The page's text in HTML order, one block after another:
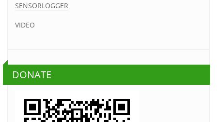
SENSORLOGGER
VIDEO
DONATE